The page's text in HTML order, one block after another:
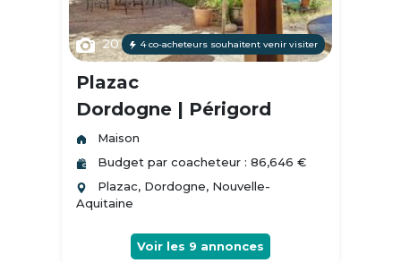
20 4 co-acheteurs souhaitent venir visiter
Plazac
Dordogne | Périgord
Maison
Budget par coacheteur : 86,646 €
Plazac, Dordogne, Nouvelle-
Aquitaine
Voir les 9 annonces